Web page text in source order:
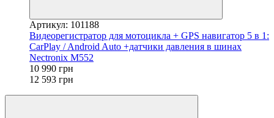
Артикул: 101188
Видеорегистратор для мотоцикла + GPS навигатор 5 в 1:
CarPlay / Android Auto +датчики давления в шинах
Nectronix M552
10 990 грн
12 593 грн